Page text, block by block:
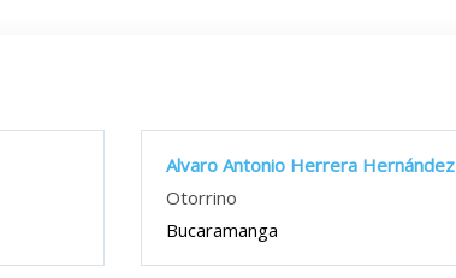
Alvaro Antonio Herrera Hernández
Otorrino
Bucaramanga